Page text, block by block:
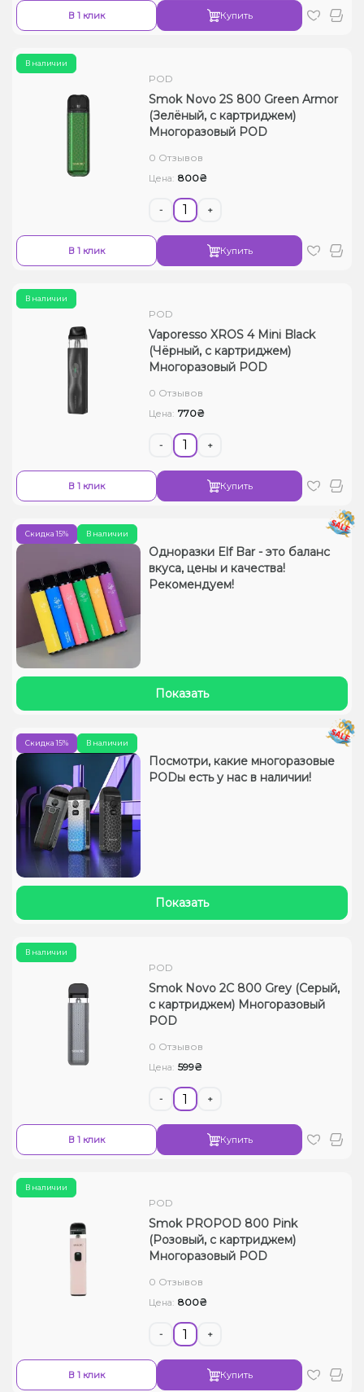
В 1 клик Купить
В наличии
POD
Smok Novo 2S 800 Green Armor
(Зелёный, с картриджем)
Многоразовый POD
0 Отзывов
Цена: 800₴
- +
В 1 клик Купить
В наличии
POD
Vaporesso XROS 4 Mini Black
(Чёрный, с картриджем)
Многоразовый POD
0 Отзывов
Цена: 770₴
- +
В 1 клик Купить
В наличии
Скидка 15%
Одноразки Elf Bar - это баланс
вкуса, цены и качества!
Рекомендуем!
Показать
В наличии
Скидка 15%
Посмотри, какие многоразовые
PODы есть у нас в наличии!
Показать
В наличии
POD
Smok Novo 2C 800 Grey (Серый,
с картриджем) Многоразовый
POD
0 Отзывов
Цена: 599₴
- +
В 1 клик Купить
В наличии
POD
Smok PROPOD 800 Pink
(Розовый, с картриджем)
Многоразовый POD
0 Отзывов
Цена: 800₴
- +
В 1 клик Купить